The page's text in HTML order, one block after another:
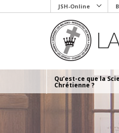
to
JSH-Online
Qu’est-ce que la
Chrétienne ?